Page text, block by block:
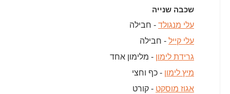
שכבה שנייה
עלי מנגולד - חבילה
עלי קייל - חבילה
גרידת לימון - מלימון אחד
מיץ לימון - כף וחצי
אגוז מוסקט - קורט